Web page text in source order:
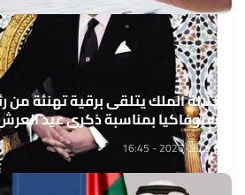
جلالة الملك يتلقى برقية تهنئة
سلوفاكيا بمناسبة ذكرى عيد
6 غشت 2026 - 16:45